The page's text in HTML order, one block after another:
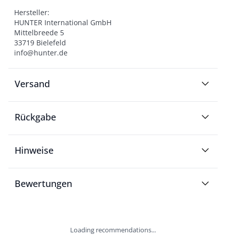
Hersteller:
HUNTER International GmbH
Mittelbreede 5
33719 Bielefeld
info@hunter.de
Versand
Rückgabe
Hinweise
Bewertungen
Loading recommendations...